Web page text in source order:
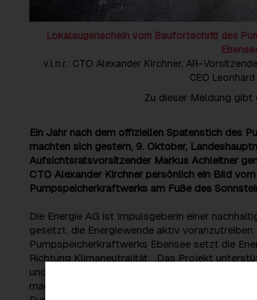
Lokalaugenschein vom Baufortschritt des
v.l.n.r.: CTO Alexander Kirchner, AR-
CEO
Zu dieser Meldung gibt
Ein Jahr nach dem offiziellen Spatenstich des
machten sich gestern, 9. Oktober,
Aufsichtsratsvorsitzender Markus Achleitner
CTO Alexander Kirchner persönlich ein Bild
Pumpspeicherkraftwerks am Fuße des
Die Energie AG ist Impulsgeberin einer
gesetzt, die Energiewende aktiv
Pumpspeicherkraftwerks Ebensee setzt die
Richtung Klimaneutralität. „Das Projekt
und unabhängige Energiezukunft. Um die
machen, wenn sie am meisten gebraucht wird,